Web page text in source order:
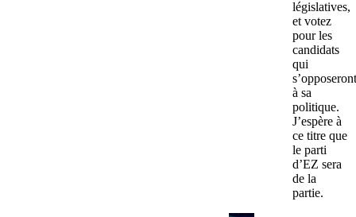
législatives,
et votez
pour les
candidats
qui
s’opposeront
à sa
politique.
J’espère à
ce titre que
le parti
d’EZ sera
de la
partie.